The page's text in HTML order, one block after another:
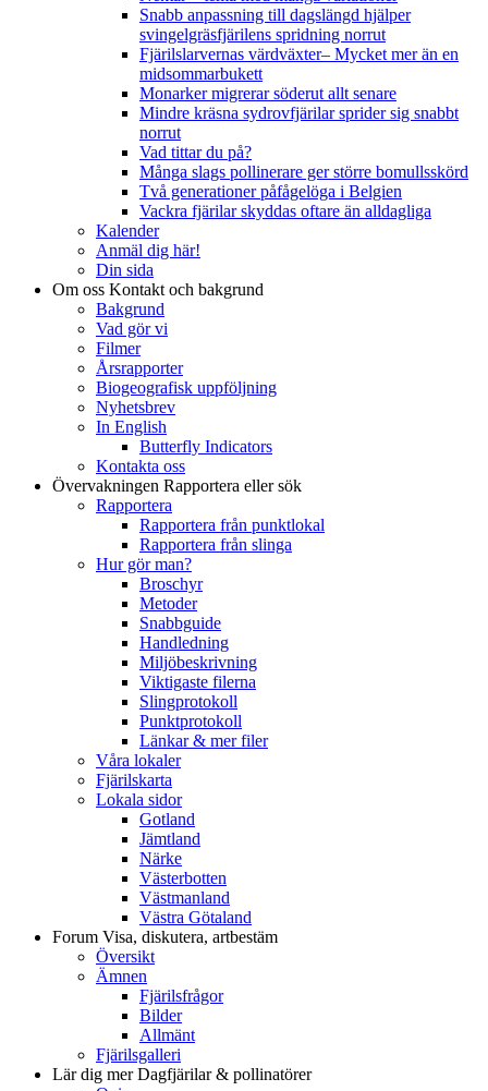
Snabb anpassning till dagslängd hjälper
svingelgräsfjärilens spridning norrut
Fjärilslarvernas värdväxter– Mycket mer än en
midsommarbukett
Monarker migrerar söderut allt senare
Mindre kräsna sydrovfjärilar sprider sig snabbt
norrut
Vad tittar du på?
Många slags pollinerare ger större bomullsskörd
Två generationer påfågelöga i Belgien
Vackra fjärilar skyddas oftare än alldagliga
Kalender
Anmäl dig här!
Din sida
Om oss Kontakt och bakgrund
Bakgrund
Vad gör vi
Filmer
Årsrapporter
Biogeografisk uppföljning
Nyhetsbrev
In English
Butterfly Indicators
Kontakta oss
Övervakningen Rapportera eller sök
Rapportera
Rapportera från punktlokal
Rapportera från slinga
Hur gör man?
Broschyr
Metoder
Snabbguide
Handledning
Miljöbeskrivning
Viktigaste filerna
Slingprotokoll
Punktprotokoll
Länkar & mer filer
Våra lokaler
Fjärilskarta
Lokala sidor
Gotland
Jämtland
Närke
Västerbotten
Västmanland
Västra Götaland
Forum Visa, diskutera, artbestäm
Översikt
Ämnen
Fjärilsfrågor
Bilder
Allmänt
Fjärilsgalleri
Lär dig merDagfjärilar & pollinatörer